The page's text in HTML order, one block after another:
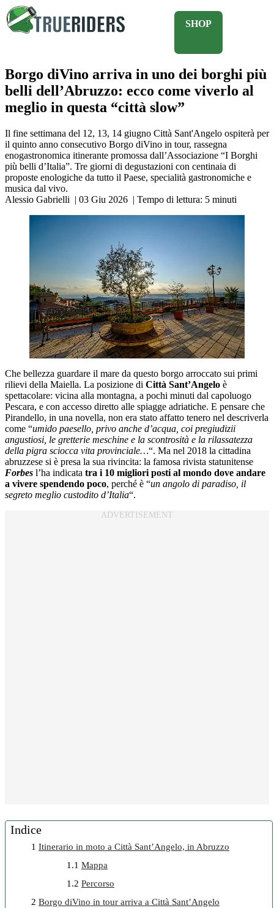
SHOP
Borgo diVino arriva in uno dei borghi più
belli dell’Abruzzo: ecco come viverlo al
meglio in questa “città slow”
Il fine settimana del 12, 13, 14 giugno Città Sant'Angelo ospiterà per
il quinto anno consecutivo Borgo diVino in tour, rassegna
enogastronomica itinerante promossa dall’Associazione “I Borghi
più belli d’Italia”. Tre giorni di degustazioni con centinaia di
proposte enologiche da tutto il Paese, specialità gastronomiche e
musica dal vivo.
Alessio Gabrielli | 03 Giu 2026 | Tempo di lettura: 5 minuti
Che bellezza guardare il mare da questo borgo arroccato sui primi
rilievi della Maiella. La posizione di Città Sant’Angelo è
spettacolare: vicina alla montagna, a pochi minuti dal capoluogo
Pescara, e con accesso diretto alle spiagge adriatiche. E pensare che
Pirandello, in una novella, non era stato affatto tenero nel descriverla
come “umido paesello, privo anche d’acqua, coi pregiudizii
angustiosi, le gretterie meschine e la scontrosità e la rilassatezza
della pigra sciocca vita provinciale…“. Ma nel 2018 la cittadina
abruzzese si è presa la sua rivincita: la famosa rivista statunitense
Forbes l’ha indicata tra i 10 migliori posti al mondo dove andare
a vivere spendendo poco, perché è “un angolo di paradiso, il
segreto meglio custodito d’Italia“.
Indice
1 Itinerario in moto a Città Sant’Angelo, in Abruzzo
1.1 Mappa
1.2 Percorso
2 Borgo diVino in tour arriva a Città Sant’Angelo